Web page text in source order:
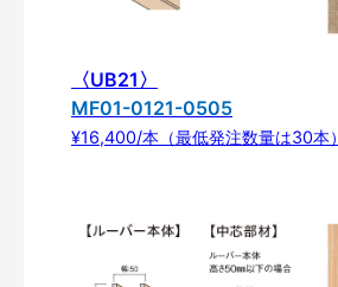
〈UB21〉
MF01-0121-0505
¥16,400/本（最低発注数量は30本）